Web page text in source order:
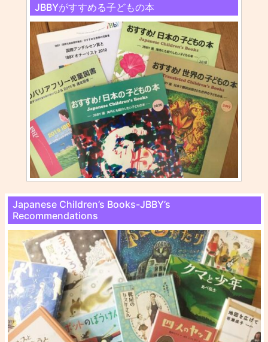
JBBYがすすめる子どもの本
Japanese Children’s Books-JBBY’s
Recommendations